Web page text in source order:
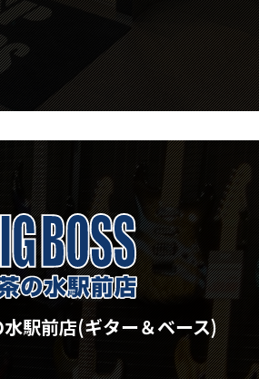
駅前店(ギター＆ベース)